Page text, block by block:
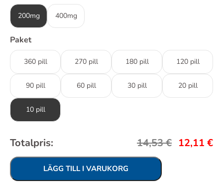
200mg 400mg
Paket
360 pill 270 pill 180 pill 120 pill
90 pill 60 pill 30 pill 20 pill
10 pill
Totalpris: 14,53€ 12,11 €
LÄGG TILL I VARUKORG